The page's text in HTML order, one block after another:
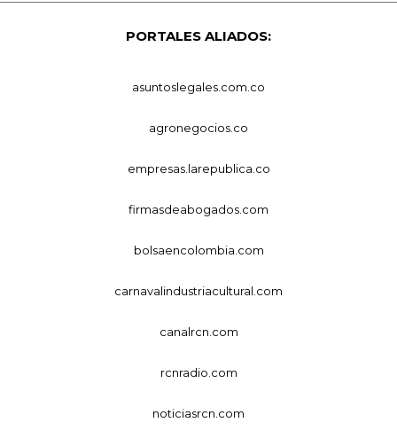
PORTALES ALIADOS:
asuntoslegales.com.co
agronegocios.co
empresas.larepublica.co
firmasdeabogados.com
bolsaencolombia.com
carnavalindustriacultural.com
canalrcn.com
rcnradio.com
noticiasrcn.com